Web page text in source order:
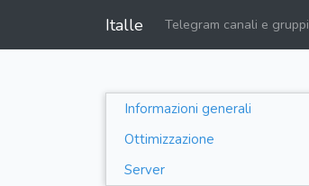
Italle Telegram canali e gruppi
Informazioni generali
Ottimizzazione
Server